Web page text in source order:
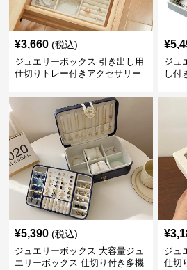
¥3,660 (税込)
ジュエリーボックス 引き出し用
仕切りトレー付きアクセサリー
¥
ジュ
し付
¥5,390 (税込)
ジュエリーボックス 大容量ジュ
エリーボックス 仕切り付き多機
¥
ジュ
仕切